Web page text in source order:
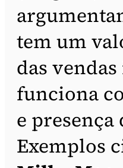
tem um
das
funciona
e presença
Exemplos